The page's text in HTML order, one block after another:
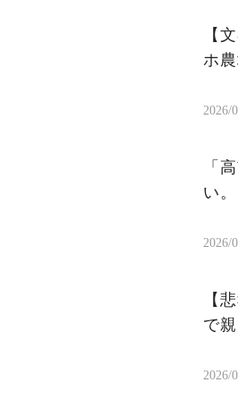
【
ホ
2026/
「
い。
2026/
【
で
2026/